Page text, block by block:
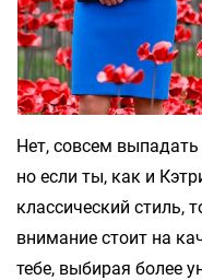
Нет, совсем
но если ты, как и
классический стиль,
внимание стоит на
тебе, выбирая более